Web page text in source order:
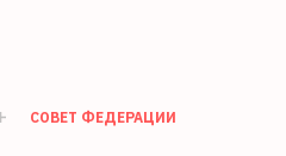
СОВЕТ ФЕДЕРАЦИИ